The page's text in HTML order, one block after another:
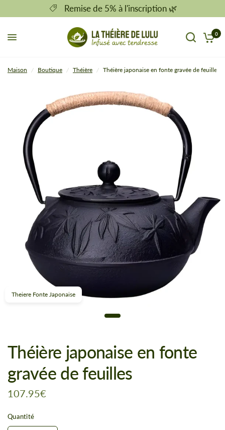
Remise de 5% à l'inscription 🌿
0
Maison / Boutique / Théière / Théière japonaise en fonte gravée de feuilles
Theiere Fonte Japonaise
Théière japonaise en fonte
gravée de feuilles
107.95€
Quantité